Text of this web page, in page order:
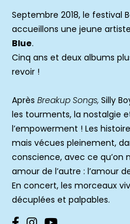
Septembre 2018, le festival
accueillons une jeune
Blue.
Cinq ans et deux albums
revoir !
Après Breakup Songs, Silly
les tourments, la nostalgie
l’empowerment ! Les
mais vécues pleinement,
conscience, avec ce qu’on
amour de l’autre : l’amour
En concert, les morceaux
décuplées et palpables.